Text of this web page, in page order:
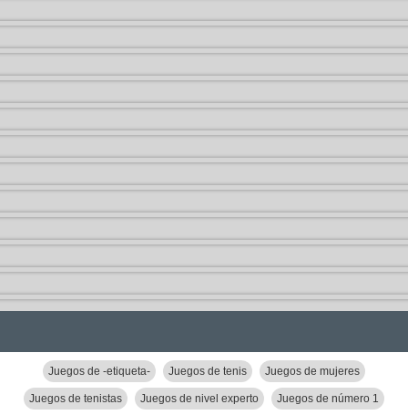
Juegos de -etiqueta- Juegos de tenis Juegos de mujeres
Juegos de tenistas Juegos de nivel experto Juegos de número 1